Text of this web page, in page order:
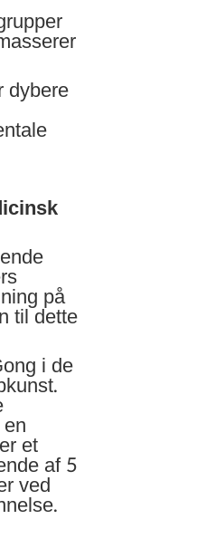
dybere
på
til dette
i de
et
af 5
ved